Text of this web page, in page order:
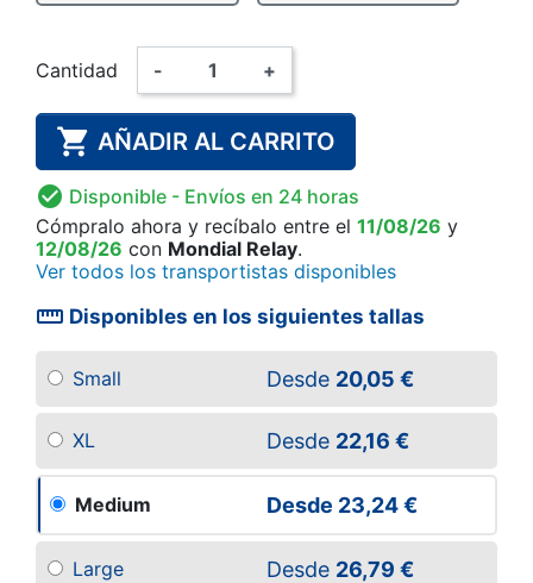
Cantidad - +
 AÑADIR AL CARRITO
 Disponible - Envíos en 24 horas
Cómpralo ahora y recíbalo entre el 11/08/26 y
12/08/26 con Mondial Relay.
Ver todos los transportistas disponibles
straighten Disponibles en los siguientes tallas
Small Desde 20,05 €
XL Desde 22,16 €
Medium Desde 23,24 €
Large Desde 26,79 €